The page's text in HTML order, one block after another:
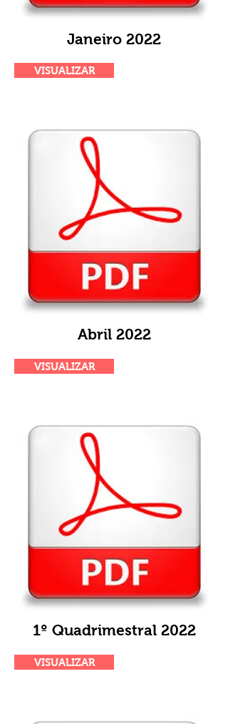
Janeiro 2022
VISUALIZAR
Abril 2022
VISUALIZAR
1º Quadrimestral 2022
VISUALIZAR